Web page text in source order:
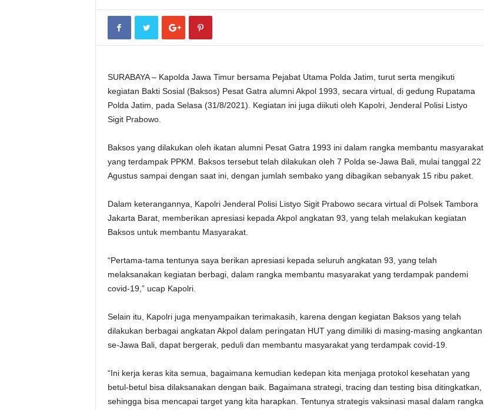
SURABAYA – Kapolda Jawa Timur bersama Pejabat Utama Polda Jatim, turut serta mengikuti
kegiatan Bakti Sosial (Baksos) Pesat Gatra alumni Akpol 1993, secara virtual, di gedung Rupatama
Polda Jatim, pada Selasa (31/8/2021). Kegiatan ini juga diikuti oleh Kapolri, Jenderal Polisi Listyo
Sigit Prabowo.
Baksos yang dilakukan oleh ikatan alumni Pesat Gatra 1993 ini dalam rangka membantu masyarakat
yang terdampak PPKM. Baksos tersebut telah dilakukan oleh 7 Polda se-Jawa Bali, mulai tanggal 22
Agustus sampai dengan saat ini, dengan jumlah sembako yang dibagikan sebanyak 15 ribu paket.
Dalam keterangannya, Kapolri Jenderal Polisi Listyo Sigit Prabowo secara virtual di Polsek Tambora
Jakarta Barat, memberikan apresiasi kepada Akpol angkatan 93, yang telah melakukan kegiatan
Baksos untuk membantu Masyarakat.
“Pertama-tama tentunya saya berikan apresiasi kepada seluruh angkatan 93, yang telah
melaksanakan kegiatan berbagi, dalam rangka membantu masyarakat yang terdampak pandemi
covid-19,” ucap Kapolri.
Selain itu, Kapolri juga menyampaikan terimakasih, karena dengan kegiatan Baksos yang telah
dilakukan berbagai angkatan Akpol dalam peringatan HUT yang dimiliki di masing-masing angkantan
se-Jawa Bali, dapat bergerak, peduli dan membantu masyarakat yang terdampak covid-19.
“Ini kerja keras kita semua, bagaimana kemudian kedepan kita menjaga protokol kesehatan yang
betul-betul bisa dilaksanakan dengan baik. Bagaimana strategi, tracing dan testing bisa ditingkatkan,
sehingga bisa mencapai target yang kita harapkan. Tentunya strategis vaksinasi masal dalam rangka